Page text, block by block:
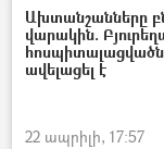
Ախտանշանները
վարակին.
ավելացել է
22 ապրիլի, 17:57